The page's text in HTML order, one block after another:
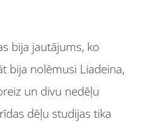
bija jautājums, ko
bija nolēmusi Liadeina,
un divu nedēļu
dēļu studijas tika